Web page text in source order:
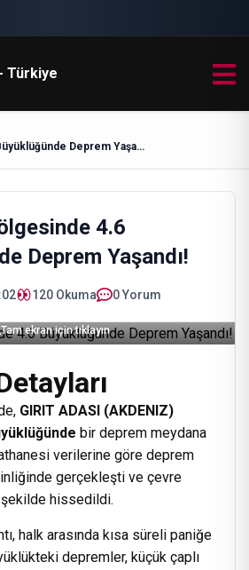
Türkiye
AKDENIZ Bölgesinde 4.6 Büyüklüğünde Deprem Yaşandı!
4.6
Deprem Yaşandı!
120 Okuma 0 Yorum
Tam ekran için tıklayın
GIRIT ADASI (AKDENIZ)
bir deprem meydana
verilerine göre deprem
gerçekleşti ve çevre
hissedildi.
halk arasında kısa süreli paniğe
depremler, küçük çaplı